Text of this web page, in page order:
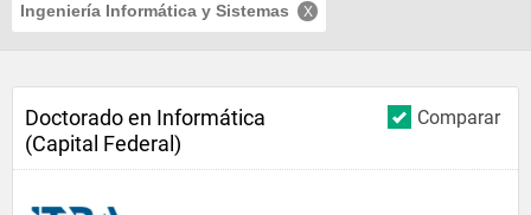
Ingeniería Informática y Sistemas
Comparar
Doctorado en Informática
(Capital Federal)